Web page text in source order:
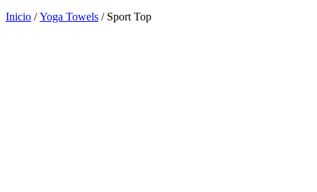
Inicio /Yoga Towels / Sport Top